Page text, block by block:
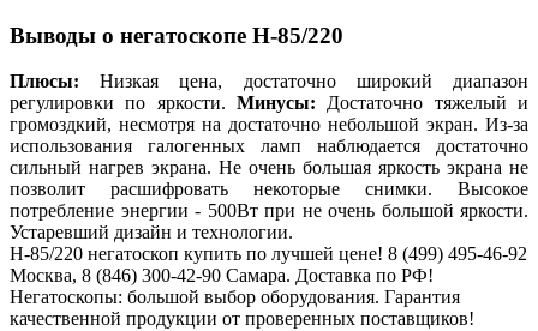
Выводы о негатоскопе Н-85/220
Плюсы: Низкая цена, достаточно широкий диапазон
регулировки по яркости. Минусы: Достаточно тяжелый и
громоздкий, несмотря на достаточно небольшой экран. Из-за
использования галогенных ламп наблюдается достаточно
сильный нагрев экрана. Не очень большая яркость экрана не
позволит расшифровать некоторые снимки. Высокое
потребление энергии - 500Вт при не очень большой яркости.
Устаревший дизайн и технологии.
Н-85/220 негатоскоп купить по лучшей цене! 8 (499) 495-46-92
Москва, 8 (846) 300-42-90 Самара. Доставка по РФ!
Негатоскопы: большой выбор оборудования. Гарантия
качественной продукции от проверенных поставщиков!